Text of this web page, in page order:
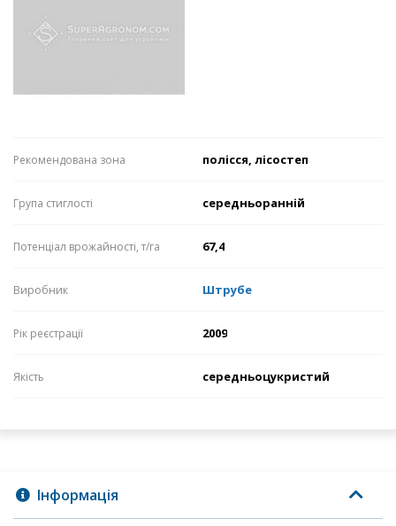
Рекомендована зона полісся, лісостеп
Група стиглості середньоранній
Потенціал врожайності, т/га 67,4
Виробник Штрубе
Рік реєстрації 2009
Якість середньоцукристий
Інформація